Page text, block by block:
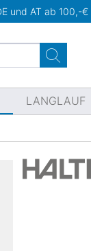
und AT ab 100,-€
LANGLAUF